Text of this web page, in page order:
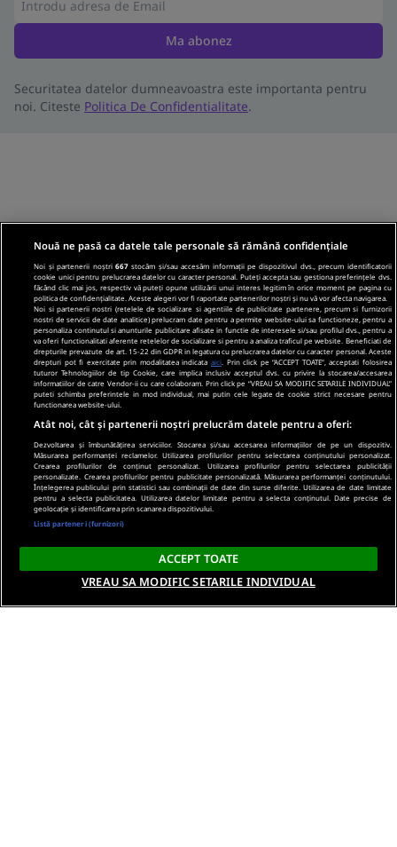
Ma abonez
Securitatea datelor dumneavoastra este importanta pentru
noi. Citeste Politica De Confidentialitate.
Nouă ne pasă ca datele tale personale să rămână confidențiale
Noi și partenerii noștri667 stocăm și/sau accesăm informații pe dispozitivul dvs., precum identificatorii
cookie unici pentru prelucrarea datelor cu caracter personal. Puteți accepta sau gestiona preferințele dvs.
făcând clic mai jos, respectiv vă puteți opune utilizării unui interes legitim în orice moment pe pagina cu
politica de confidențialitate. Aceste alegeri vor fi raportate partenerilor noștri și nu vă vor afecta navigarea.
Noi si partenerii nostri (retelele de socializare si agentiile de publicitate partenere, precum si furnizorii
nostri de servicii de date analitice) prelucram date pentru a permite website-ului sa functioneze, pentru a
personaliza continutul si anunturile publicitare afisate in functie de interesele si/sau profilul dvs., pentru a
va oferi functionalitati aferente retelelor de socializare si pentru a analiza traficul pe website. Beneficiati de
drepturile prevazute de art. 15-22 din GDPR in legatura cu prelucrarea datelor cu caracter personal. Aceste
drepturi pot fi exercitate prin modalitatea indicata aici . Prin click pe “ACCEPT TOATE”, acceptati folosirea
tuturor Tehnologiilor de tip Cookie, care implica inclusiv acceptul dvs. cu privire la stocarea/accesarea
informatiilor de catre Vendor-ii cu care colaboram. Prin click pe “VREAU SA MODIFIC SETARILE INDIVIDUAL”
puteti schimba preferintele in mod individual, mai putin cele legate de cookie strict necesare pentru
functionarea website-ului.
Atât noi, cât și partenerii noștri prelucrăm datele pentru a oferi:
Dezvoltarea și îmbunătățirea serviciilor. Stocarea și/sau accesarea informațiilor de pe un dispozitiv.
Măsurarea performanței reclamelor. Utilizarea profilurilor pentru selectarea conținutului personalizat.
Crearea profilurilor de conținut personalizat. Utilizarea profilurilor pentru selectarea publicității
personalizate. Crearea profilurilor pentru publicitate personalizată. Măsurarea performanței conținutului.
Înțelegerea publicului prin statistici sau combinații de date din surse diferite. Utilizarea de date limitate
pentru a selecta publicitatea. Utilizarea datelor limitate pentru a selecta conținutul. Date precise de
geolocație și identificarea prin scanarea dispozitivului.
Listă parteneri (furnizori)
ACCEPT TOATE
VREAU SA MODIFIC SETARILE INDIVIDUAL